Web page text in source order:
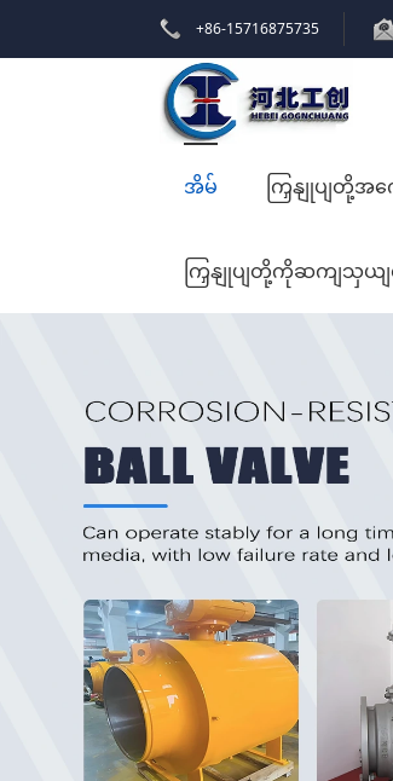
+86-15716875735
အိမ် ကြှနျုပျတို့အကွ
ကြှနျုပျတို့ကိုဆကျသှယျ